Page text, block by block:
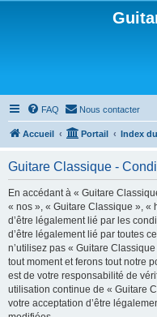
FAQ Nous contacter
Accueil Portail Index
Guitare Classique -
En accédant à « Guitare
« nos », « Guitare Classique », «
d’être légalement lié par les
d’être légalement lié par toutes
n’utilisez pas « Guitare
tout moment et ferons tout notre
est de votre responsabilité de
utilisation continue de « Guitare
votre acceptation d’être